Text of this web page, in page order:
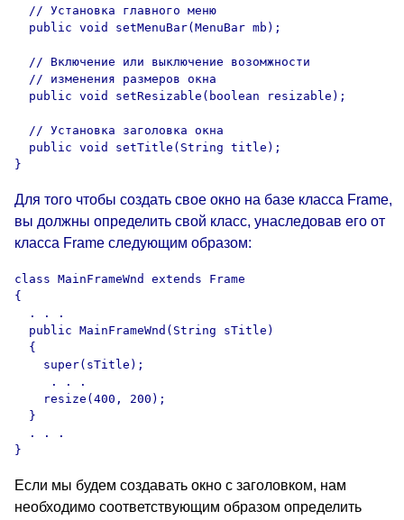
  // Установка главного меню
  public void setMenuBar(MenuBar mb);
  // Включение или выключение возомжности
  // изменения размеров окна
  public void setResizable(boolean resizable);
  // Установка заголовка окна
  public void setTitle(String title);
Для того чтобы создать свое окно на базе класса Frame,
вы должны определить свой класс, унаследовав его от
класса Frame следующим образом:
class MainFrameWnd extends Frame
{
  . . .
  public MainFrameWnd(String sTitle)
  {
    super(sTitle);
     . . .
    resize(400, 200);
  }
  . . .
Если мы будем создавать окно с заголовком, нам
необходимо соответствующим образом определить